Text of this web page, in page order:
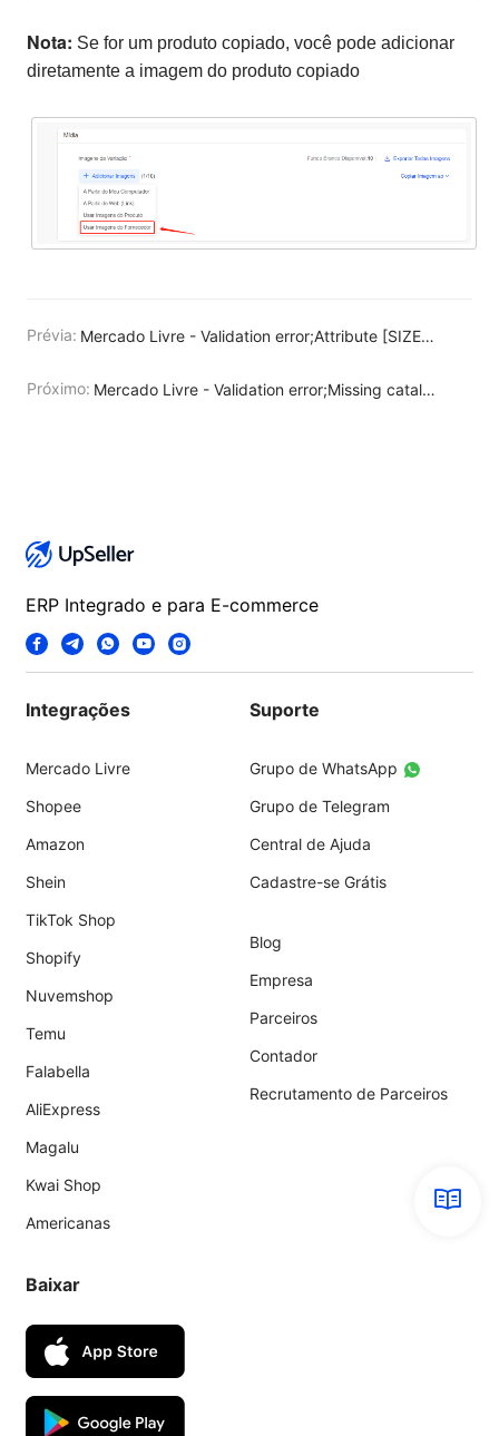
Nota: Se for um produto copiado, você pode adicionar
diretamente a imagem do produto copiado
Prévia: Mercado Livre - Validation error;Attribute [SIZE_GRID_ID] is not valid
Próximo: Mercado Livre - Validation error;Missing catalog_product_id or GTIN. It's required at least one of them.
ERP Integrado e para E-commerce
Integrações
Mercado Livre
Shopee
Amazon
Shein
TikTok Shop
Shopify
Nuvemshop
Temu
Falabella
AliExpress
Magalu
Kwai Shop
Americanas
Suporte
Grupo de WhatsApp
Grupo de Telegram
Central de Ajuda
Cadastre-se Grátis
Blog
Empresa
Parceiros
Contador
Recrutamento de Parceiros
Baixar